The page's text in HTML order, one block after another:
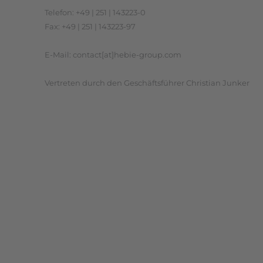
Telefon: +49 | 251 | 143223-0
Fax: +49 | 251 | 143223-97
E-Mail: contact[at]hebie-group.com
Vertreten durch den Geschäftsführer Christian Junker